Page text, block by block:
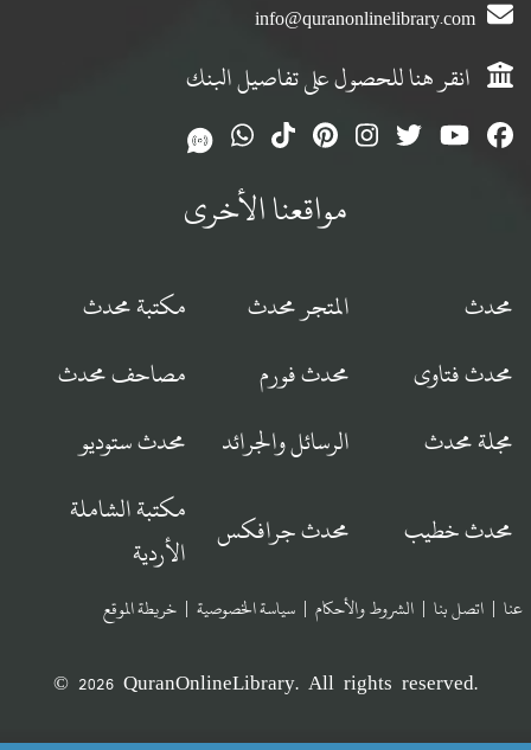
info@quranonlinelibrary.com
انقر هنا للحصول على تفاصيل البنك
مواقعنا الأخرى
محدث المتجر محدث
مكتبة محدث
محدث فتاوى
محدث فورم
مصاحف محدث
مجلة محدث
الرسائل والجرائد محدث ستوديو
محدث خطيب محدث جرافكس
مكتبة الشاملة
الأردية
© 2026 QuranOnlineLibrary. All rights reserved.
عنا | اتصل بنا | الشروط والأحكام | سياسة الخصوصية | خريطة الموقع